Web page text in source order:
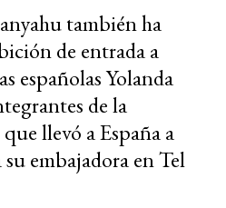
también ha
de entrada a
españolas Yolanda
de la
llevó a España a
embajadora en Tel